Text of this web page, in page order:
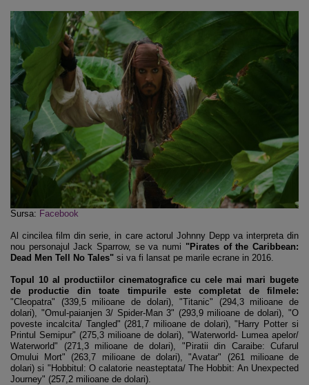
Sursa: Facebook
Al cincilea film din serie, in care actorul Johnny Depp va interpreta din
nou personajul Jack Sparrow, se va numi "Pirates of the Caribbean:
Dead Men Tell No Tales" si va fi lansat pe marile ecrane in 2016.
Topul 10 al productiilor cinematografice cu cele mai mari bugete
de productie din toate timpurile este completat de filmele:
"Cleopatra" (339,5 milioane de dolari), "Titanic" (294,3 milioane de
dolari), "Omul-paianjen 3/ Spider-Man 3" (293,9 milioane de dolari), "O
poveste incalcita/ Tangled" (281,7 milioane de dolari), "Harry Potter si
Printul Semipur" (275,3 milioane de dolari), "Waterworld- Lumea apelor/
Waterworld" (271,3 milioane de dolari), "Piratii din Caraibe: Cufarul
Omului Mort" (263,7 milioane de dolari), "Avatar" (261 milioane de
dolari) si "Hobbitul: O calatorie neasteptata/ The Hobbit: An Unexpected
Journey" (257,2 milioane de dolari).